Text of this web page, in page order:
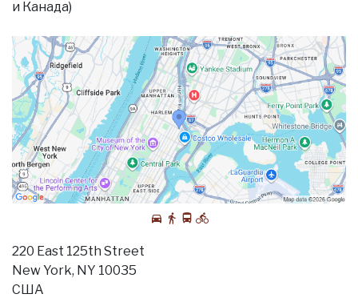
и Канада)
220 East 125th Street
New York, NY 10035
США